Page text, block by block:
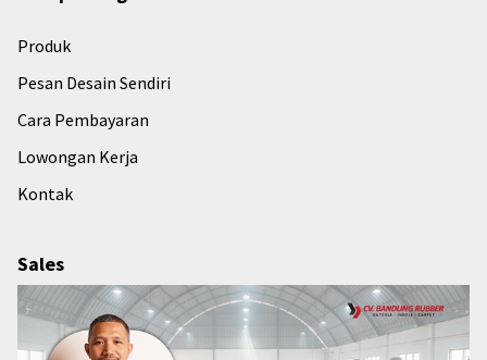
Produk
Pesan Desain Sendiri
Cara Pembayaran
Lowongan Kerja
Kontak
Sales